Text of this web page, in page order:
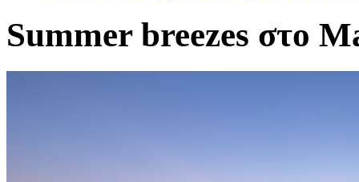
Summer breezes στο